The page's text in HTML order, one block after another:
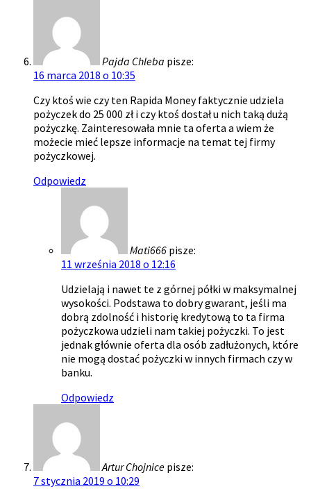
Pajda Chleba pisze:
16 marca 2018 o 10:35
Czy ktoś wie czy ten Rapida Money faktycznie udziela
pożyczek do 25 000 zł i czy ktoś dostał u nich taką dużą
pożyczkę. Zainteresowała mnie ta oferta a wiem że
możecie mieć lepsze informacje na temat tej firmy
pożyczkowej.
Odpowiedz
Mati666 pisze:
11 września 2018 o 12:16
Udzielają i nawet te z górnej półki w maksymalnej
wysokości. Podstawa to dobry gwarant, jeśli ma
dobrą zdolność i historię kredytową to ta firma
pożyczkowa udzieli nam takiej pożyczki. To jest
jednak głównie oferta dla osób zadłużonych, które
nie mogą dostać pożyczki w innych firmach czy w
banku.
Odpowiedz
Artur Chojnice pisze:
7 stycznia 2019 o 10:29